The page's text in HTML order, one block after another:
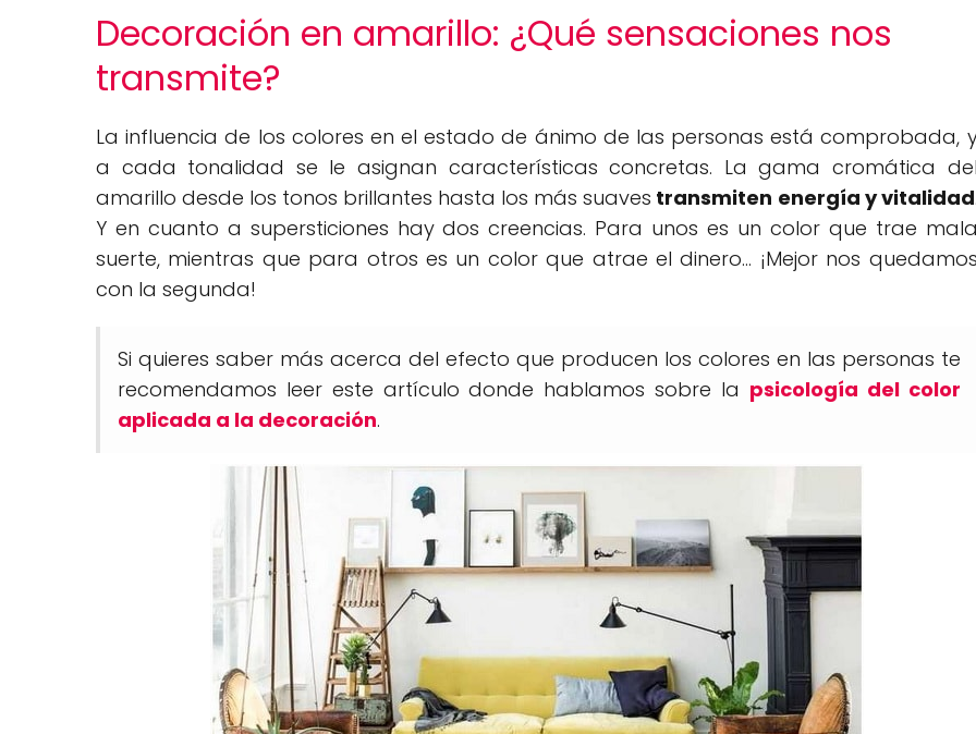
Decoración en amarillo: ¿Qué sensaciones nos
transmite?
La influencia de los colores en el estado de ánimo de las personas está comprobada,
a cada tonalidad se le asignan características concretas. La gama cromática del
amarillo desde los tonos brillantes hasta los más suaves transmiten energía y vitalidad.
Y en cuanto a supersticiones hay dos creencias. Para unos es un color que trae mala
suerte, mientras que para otros es un color que atrae el dinero... ¡Mejor nos quedamos
con la segunda!
Si quieres saber más acerca del efecto que producen los colores en las personas te
recomendamos leer este artículo donde hablamos sobre la psicología del color
aplicada a la decoración.